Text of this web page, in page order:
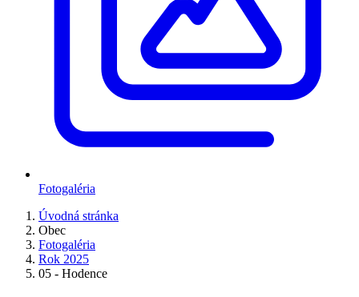
Fotogaléria
Úvodná stránka
Obec
Fotogaléria
Rok 2025
05 - Hodence